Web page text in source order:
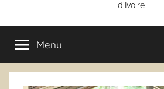
d'Ivoire
Menu